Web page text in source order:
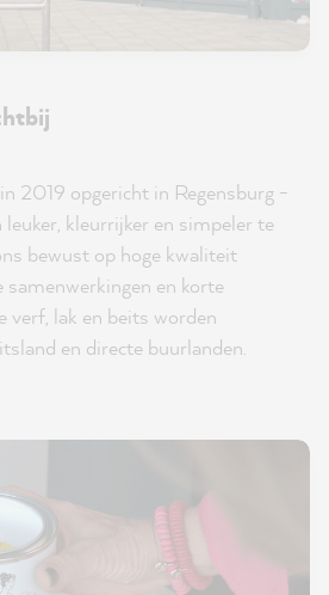
2019 opgericht in Regensburg -
kleurrijker en simpeler te
bewust op hoge kwaliteit
samenwerkingen en korte
verf, lak en beits worden
en directe buurlanden.